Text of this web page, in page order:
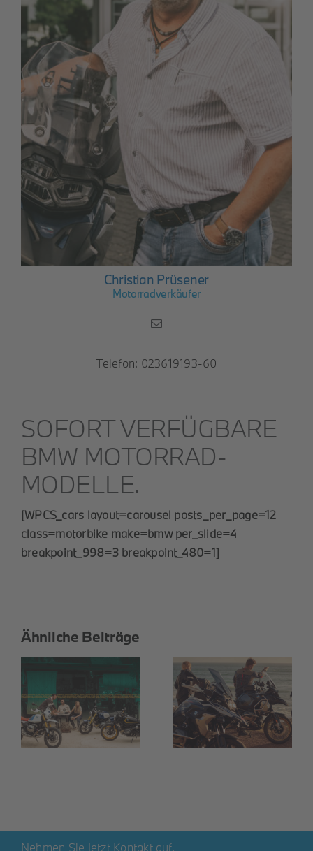
Christian Prüsener
Motorradverkäufer
Telefon: 023619193-60
SOFORT VERFÜGBARE
BMW MOTORRAD-
MODELLE.
[WPCS_cars layout=carousel posts_per_page=12
class=motorbike make=bmw per_slide=4
breakpoint_998=3 breakpoint_480=1]
Ähnliche Beiträge
Aktionsangebot:
R 1250 GS
Adventure
Nehmen Sie jetzt Kontakt auf.